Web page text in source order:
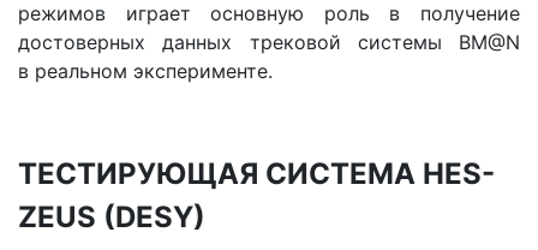
режимов играет основную роль в получение
достоверных данных трековой системы BM@N
в реальном эксперименте.
ТЕСТИРУЮЩАЯ СИСТЕМА HES-
ZEUS (DESY)